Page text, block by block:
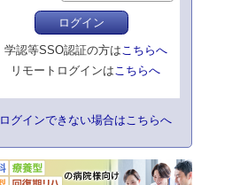
ログイン
学認等SSO認証の方はこちらへ
リモートログインはこちらへ
ログインできない場合はこちらへ